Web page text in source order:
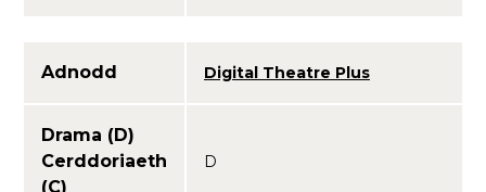
Adnodd Digital Theatre Plus
Drama (D)
Cerddoriaeth
(C)
D